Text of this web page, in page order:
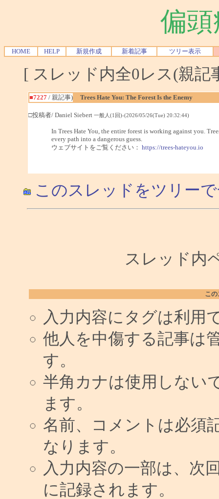
偏
HOME HELP 新規作成 新着記事 ツリー表示
[ スレッド内全0レス(親
■7227/ 親記事) Trees Hate You: The Forest Is the Enemy
□投稿者/ Daniel Siebert 一般人(1回)-(2026/05/26(Tue) 20:32:44)
In Trees Hate You, the entire forest is working against you.
every path into a dangerous guess.
ウェブサイトをご覧ください： https://trees-hateyou.io
このスレッドをツリー
スレッド内
こ
入力内容にタグは利用
他人を中傷する記事は
す。
半角カナは使用しない
ます。
名前、コメントは必須
なります。
入力内容の一部は、次
に記録されます。